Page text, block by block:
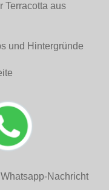
Terracotta aus
und Hintergründe
Nachricht